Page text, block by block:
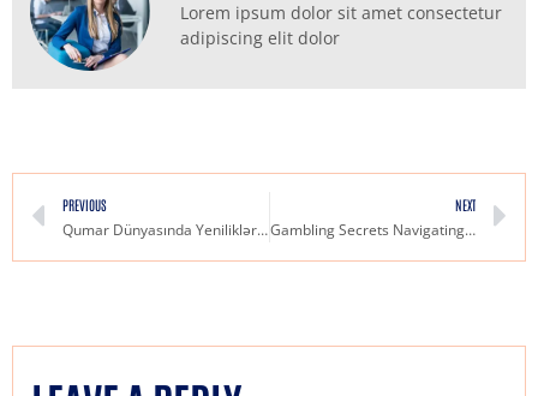
Lorem ipsum dolor sit amet consectetur
adipiscing elit dolor
PREVIOUS
Qumar Dünyasında Yeniliklər Kazinoların Gələcəyi
NEXT
Gambling Secrets Navigating the Thrills and Risks of Betting Online